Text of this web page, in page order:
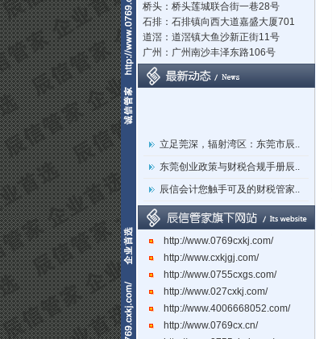
桥头：桥头莲城联合街一巷28号
石排：石排镇向西大道嘉盛大厦701
道滘：道滘镇大鱼沙新正街11号
广州：广州南沙丰泽东路106号
立足莞深，辐射湾区：东莞市辰..
东莞创业政策与财税合规手册辰..
辰信会计您触手可及的财税管家..
关于东莞市经营主体电子化登记..
东莞辰信会计代理有限公司专业..
东莞市长安镇长盛社区长中路1..
http://www.0769cxkj.com/
http://www.cxkjgj.com/
http://www.0755cxgs.com/
http://www.027cxkj.com/
http://www.4006668052.com/
http://www.0769cx.cn/